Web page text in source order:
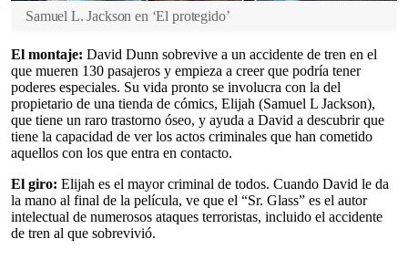
Samuel L. Jackson en ‘El protegido’
El montaje: David Dunn sobrevive a un accidente de tren en el
que mueren 130 pasajeros y empieza a creer que podría tener
poderes especiales. Su vida pronto se involucra con la del
propietario de una tienda de cómics, Elijah (Samuel L Jackson),
que tiene un raro trastorno óseo, y ayuda a David a descubrir que
tiene la capacidad de ver los actos criminales que han cometido
aquellos con los que entra en contacto.
El giro: Elijah es el mayor criminal de todos. Cuando David le da
la mano al final de la película, ve que el “Sr. Glass” es el autor
intelectual de numerosos ataques terroristas, incluido el accidente
de tren al que sobrevivió.